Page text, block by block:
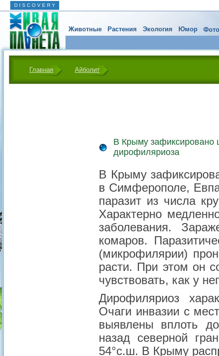
D I S C O V E R Y
Животные Растения Экология Юмор
Главная Айболит
В Крыму зафиксировано
дирофиляриоза
В Крыму
в Симферополе,
паразит из числа
Характерно
заболевания.
комаров.
(микрофилярии)
расти. При этом он
чувствовать, как у
Дирофиляриоз
Очаги инвазии с
выявлены вплоть
назад северной
54°с.ш. В Крыму